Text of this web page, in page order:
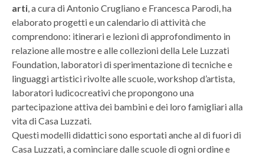
arti, a cura di Antonio Crugliano e Francesca Parodi, ha
elaborato progetti e un calendario di attività che
comprendono: itinerari e lezioni di approfondimento in
relazione alle mostre e alle collezioni della Lele Luzzati
Foundation, laboratori di sperimentazione di tecniche e
linguaggi artistici rivolte alle scuole, workshop d’artista,
laboratori ludicocreativi che propongono una
partecipazione attiva dei bambini e dei loro famigliari alla
vita di Casa Luzzati.
Questi modelli didattici sono esportati anche al di fuori di
Casa Luzzati, a cominciare dalle scuole di ogni ordine e